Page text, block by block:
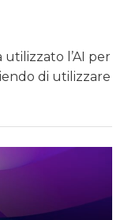
l’AI per
di utilizzare